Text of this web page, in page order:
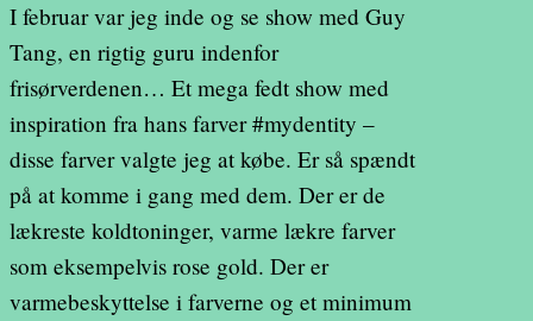
I februar var jeg inde og se show med Guy
Tang, en rigtig guru indenfor
frisørverdenen… Et mega fedt show med
inspiration fra hans farver #mydentity –
disse farver valgte jeg at købe. Er så spændt
på at komme i gang med dem. Der er de
lækreste koldtoninger, varme lækre farver
som eksempelvis rose gold. Der er
varmebeskyttelse i farverne og et minimum